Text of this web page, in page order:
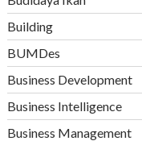
Building
BUMDes
Business Development
Business Intelligence
Business Management